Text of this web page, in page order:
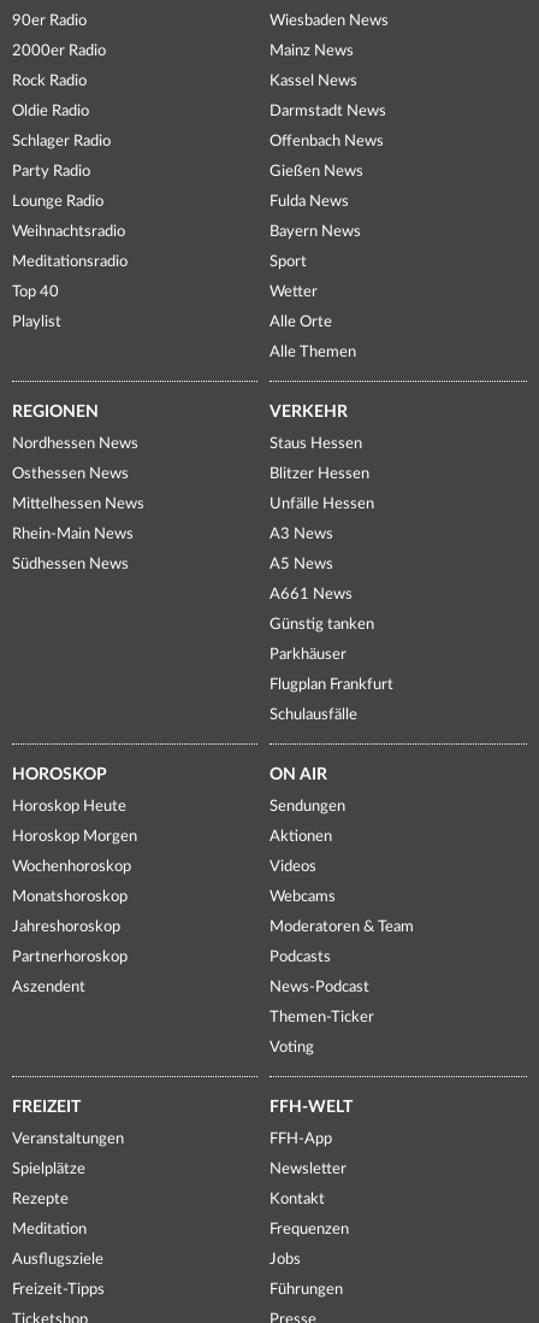
90er Radio
2000er Radio
Rock Radio
Oldie Radio
Schlager Radio
Party Radio
Lounge Radio
Weihnachtsradio
Meditationsradio
Top 40
Playlist
Wiesbaden News
Mainz News
Kassel News
Darmstadt News
Offenbach News
Gießen News
Fulda News
Bayern News
Sport
Wetter
Alle Orte
Alle Themen
REGIONEN
Nordhessen News
Osthessen News
Mittelhessen News
Rhein-Main News
Südhessen News
VERKEHR
Staus Hessen
Blitzer Hessen
Unfälle Hessen
A3 News
A5 News
A661 News
Günstig tanken
Parkhäuser
Flugplan Frankfurt
Schulausfälle
HOROSKOP
Horoskop Heute
Horoskop Morgen
Wochenhoroskop
Monatshoroskop
Jahreshoroskop
Partnerhoroskop
Aszendent
ON AIR
Sendungen
Aktionen
Videos
Webcams
Moderatoren & Team
Podcasts
News-Podcast
Themen-Ticker
Voting
FREIZEIT
Veranstaltungen
Spielplätze
Rezepte
Meditation
Ausflugsziele
Freizeit-Tipps
Ticketshop
FFH-WELT
FFH-App
Newsletter
Kontakt
Frequenzen
Jobs
Führungen
Presse